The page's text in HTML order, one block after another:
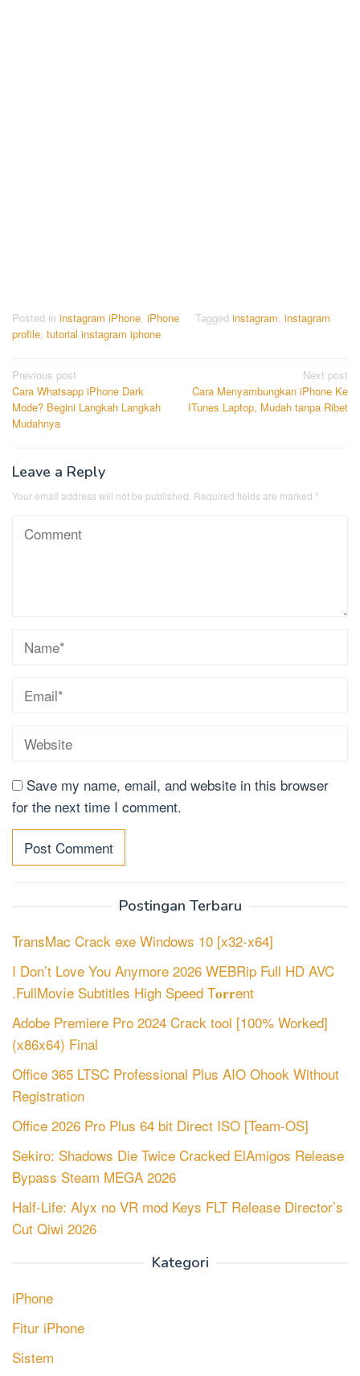
Posted in instagram iPhone, iPhone Tagged instagram, instagram
profile, tutorial instagram iphone
Post
navigation
Previous post
Cara Whatsapp iPhone Dark
Mode? Begini Langkah Langkah
Mudahnya
Next post
Cara Menyambungkan iPhone Ke
ITunes Laptop, Mudah tanpa Ribet
Leave a Reply
Your email address will not be published. Required fields are marked *
Save my name, email, and website in this browser
for the next time I comment.
Postingan Terbaru
TransMac Crack exe Windows 10 [x32-x64]
I Don’t Love You Anymore 2026 WEBRip Full HD AVC
.FullMov𝗂e Subtitles High Speed T𝐨𝐫𝐫ent
Adobe Premiere Pro 2024 Crack tool [100% Worked]
(x86x64) Final
Office 365 LTSC Professional Plus AIO Ohook Without
Registration
Office 2026 Pro Plus 64 bit Direct ISO [Team-OS]
Sekiro: Shadows Die Twice Cracked ElAmigos Release
Bypass Steam MEGA 2026
Half-Life: Alyx no VR mod Keys FLT Release Director’s
Cut Qiwi 2026
Kategori
iPhone
Fitur iPhone
Sistem